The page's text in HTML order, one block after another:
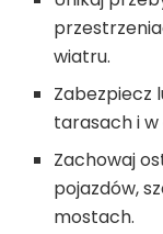
wiatru.
Zabezpiecz
tarasach i
Zachowaj
pojazdów,
mostach.